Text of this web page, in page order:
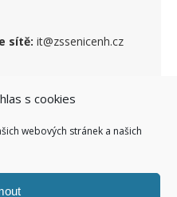
s cookies
webových stránek a našich
sítě: it@zssenicenh.cz
SÍTĚ